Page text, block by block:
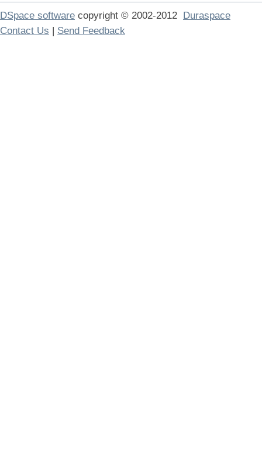
DSpace software copyright © 2002-2012 Duraspace
Contact Us | Send Feedback